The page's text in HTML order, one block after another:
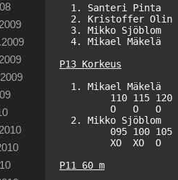
1. Santeri Pinta
2. Kristoffer Olin
3. Mikko Sjöblom
4. Mikael Mäkelä
P13 Korkeus
1. Mikael Mäkelä
110 115 120
O   O   O
2. Mikko Sjöblom
095 100 105
XO  XO  O
P11 60 m